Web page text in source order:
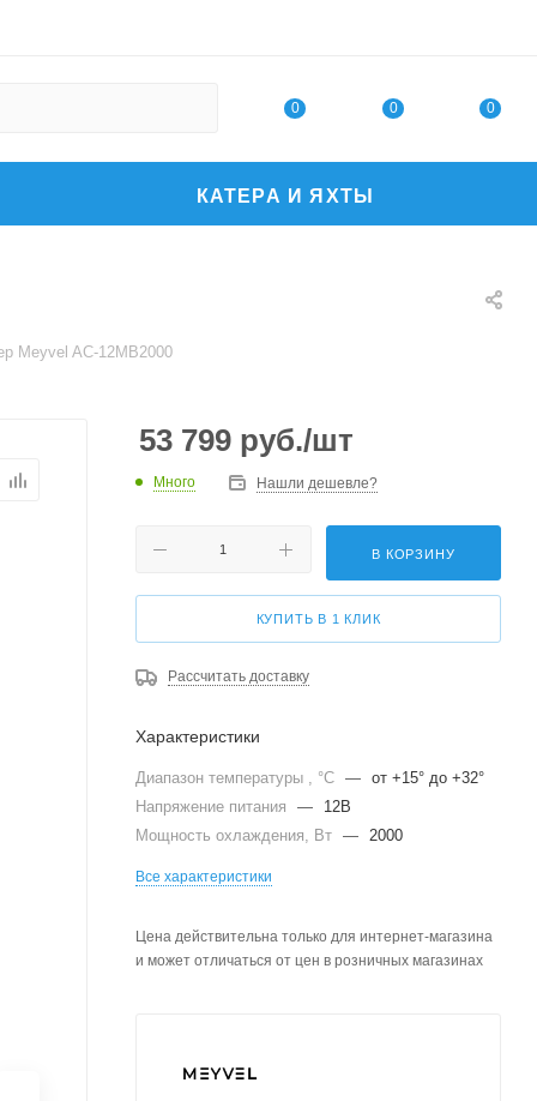
0 0 0
КАТЕРА И ЯХТЫ
Meyvel AC-12MB2000
53 799 руб./шт
Много Нашли дешевле?
В КОРЗИНУ
КУПИТЬ В 1 КЛИК
Рассчитать доставку
Характеристики
Диапазон температуры , °C — от +15° до +32°
Напряжение питания
—
12В
Мощность охлаждения, Вт — 2000
Все характеристики
Цена действительна только для интернет-магазина
и может отличаться от цен в розничных магазинах